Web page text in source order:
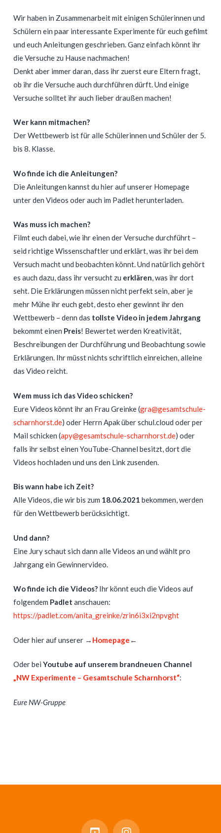
Wir haben in Zusammenarbeit mit einigen Schülerinnen und
Schülern ein paar interessante Experimente für euch gefilmt
und euch Anleitungen geschrieben. Ganz einfach könnt ihr
die Versuche zu Hause nachmachen!
Denkt aber immer daran, dass ihr zuerst eure Eltern fragt,
ob ihr die Versuche auch durchführen dürft. Und einige
Versuche solltet ihr auch lieber draußen machen!
Wer kann mitmachen?
Der Wettbewerb ist für alle Schülerinnen und Schüler der 5.
bis 8. Klasse.
Wo finde ich die Anleitungen?
Die Anleitungen kannst du hier auf unserer Homepage
unter den Videos oder auch im Padlet herunterladen.
Was muss ich machen?
Filmt euch dabei, wie ihr einen der Versuche durchführt –
seid richtige Wissenschaftler und erklärt, was ihr bei dem
Versuch macht und beobachten könnt. Und natürlich gehört
es auch dazu, dass ihr versucht zu erklären, was ihr dort
seht. Die Erklärungen müssen nicht perfekt sein, aber je
mehr Mühe ihr euch gebt, desto eher gewinnt ihr den
Wettbewerb – denn das tollste Video in jedem Jahrgang
bekommt einen Preis! Bewertet werden Kreativität,
Beschreibungen der Durchführung und Beobachtung sowie
Erklärungen. Ihr müsst nichts schriftlich einreichen, alleine
das Video reicht.
Wem muss ich das Video schicken?
Eure Videos könnt ihr an Frau Greinke (gra@gesamtschule-
scharnhorst.de) oder Herrn Apak über schul.cloud oder per
Mail schicken (apy@gesamtschule-scharnhorst.de) oder
falls ihr selbst einen YouTube-Channel besitzt, dort die
Videos hochladen und uns den Link zusenden.
Bis wann habe ich Zeit?
Alle Videos, die wir bis zum 18.06.2021 bekommen, werden
für den Wettbewerb berücksichtigt.
Und dann?
Eine Jury schaut sich dann alle Videos an und wählt pro
Jahrgang ein Gewinnervideo.
Wo finde ich die Videos? Ihr könnt euch die Videos auf
folgendem Padlet anschauen:
https://padlet.com/anita_greinke/zrin6i3xi2npvght
Oder hier auf unserer → Homepage ←
Oder bei Youtube auf unserem brandneuen Channel
„NW Experimente – Gesamtschule Scharnhorst“:
Eure NW-Gruppe